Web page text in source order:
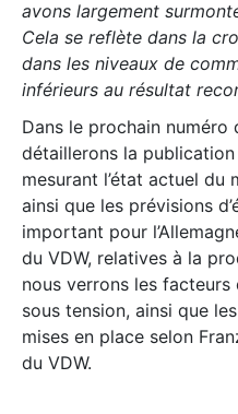
avons largement
Cela se reflète dans la
dans les niveaux de
inférieurs au résultat
Dans le prochain numéro
détaillerons la publication
mesurant l’état actuel du
ainsi que les prévisions
important pour
du VDW, relatives à la
nous verrons les
sous tension, ainsi que
mises en place selon
du VDW.